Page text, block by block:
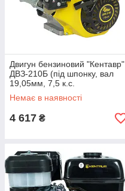
Двигун бензиновий "Кентавр"
ДВЗ-210Б (під шпонку, вал
19,05мм, 7,5 к.с.
Немає в наявності
4 617 ₴